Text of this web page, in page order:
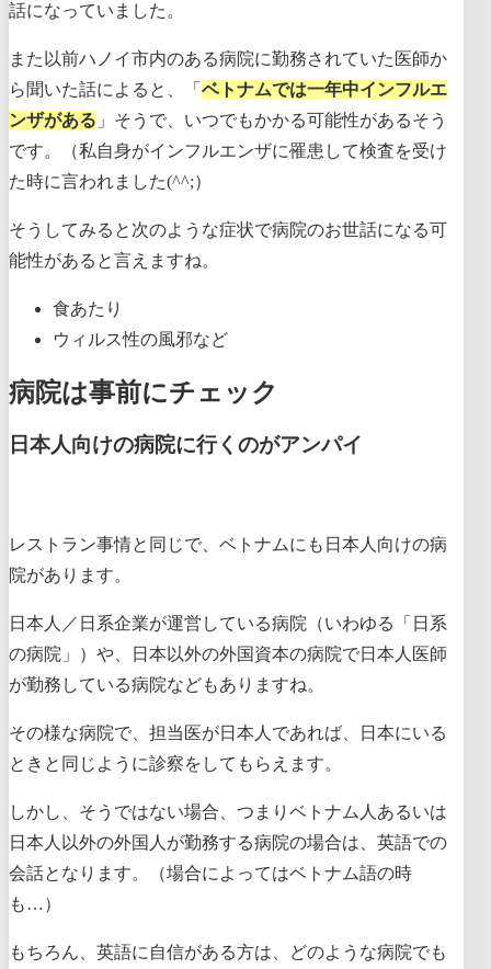
話になっていました。
また以前ハノイ市内のある病院に勤務されていた医師か
ら聞いた話によると、「 ベトナムでは一年中インフルエ
ンザがある 」そうで、いつでもかかる可能性があるそう
です。（私自身がインフルエンザに罹患して検査を受け
た時に言われました(^^;）
そうしてみると次のような症状で病院のお世話になる可
能性があると言えますね。
食あたり
ウィルス性の風邪など
病院は事前にチェック
日本人向けの病院に行くのがアンパイ
レストラン事情と同じで、ベトナムにも日本人向けの病
院があります。
日本人／日系企業が運営している病院（いわゆる「日系
の病院」）や、日本以外の外国資本の病院で日本人医師
が勤務している病院などもありますね。
その様な病院で、担当医が日本人であれば、日本にいる
ときと同じように診察をしてもらえます。
しかし、そうではない場合、つまりベトナム人あるいは
日本人以外の外国人が勤務する病院の場合は、英語での
会話となります。（場合によってはベトナム語の時
も…）
もちろん、英語に自信がある方は、どのような病院でも